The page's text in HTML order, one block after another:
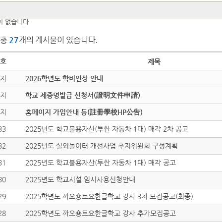
없습니다
총 27개의 게시물이 있습니다.
제목
2026학년도 학비인상 안내
학교 제증명발급 신청서(證明文件申請)
홈페이지 가입안내 등(註冊學校HP公告)
2025년도 학교불용자산(투싼 자동차 1대) 매각 2차 공고
2025년도 실외놀이터 개선사업 추지위원회 구성계획
2025년도 학교불용자산(투싼 자동차 1대) 매각 공고
2025년도 학교시설 임시사용신청안내
2025학년도 까오숑토요한글학교 강사 3차 모집공고(최종)
2025학년도 까오숑토요한글학교 강사 추가모집공고